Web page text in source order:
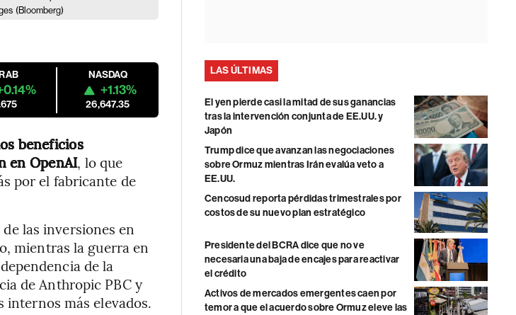
(Bloomberg)
NASDAQ
+1.13%
26,647.35
beneficios
en OpenAI, lo que
por el fabricante de
las inversiones en
mientras la guerra en
de la
de Anthropic PBC y
internos más elevados.
LAS ÚLTIMAS
El yen pierde casi la mitad de sus ganancias
tras la intervención conjunta de EE.UU. y
Japón
Trump dice que avanzan las negociaciones
sobre Ormuz mientras Irán evalúa veto a
EE.UU.
Cencosud reporta pérdidas trimestrales por
costos de su nuevo plan estratégico
Presidente del BCRA dice que no ve
necesaria una baja de encajes para reactivar
el crédito
Activos de mercados emergentes caen por
temor a que el acuerdo sobre Ormuz eleve las